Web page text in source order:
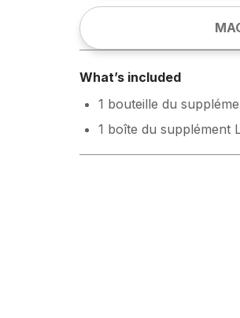
What’s included
1 bouteille du
1 boîte du supplément